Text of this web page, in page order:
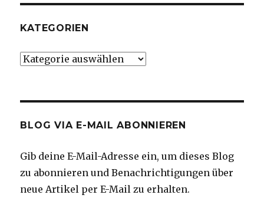
KATEGORIEN
Kategorien
BLOG VIA E-MAIL ABONNIEREN
Gib deine E-Mail-Adresse ein, um dieses Blog
zu abonnieren und Benachrichtigungen über
neue Artikel per E-Mail zu erhalten.